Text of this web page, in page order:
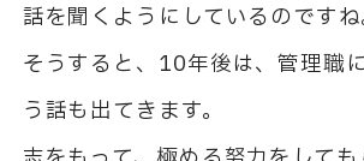
話を聞くようにしているのですね
そうすると、10年後は、管理職
う話も出てきます。